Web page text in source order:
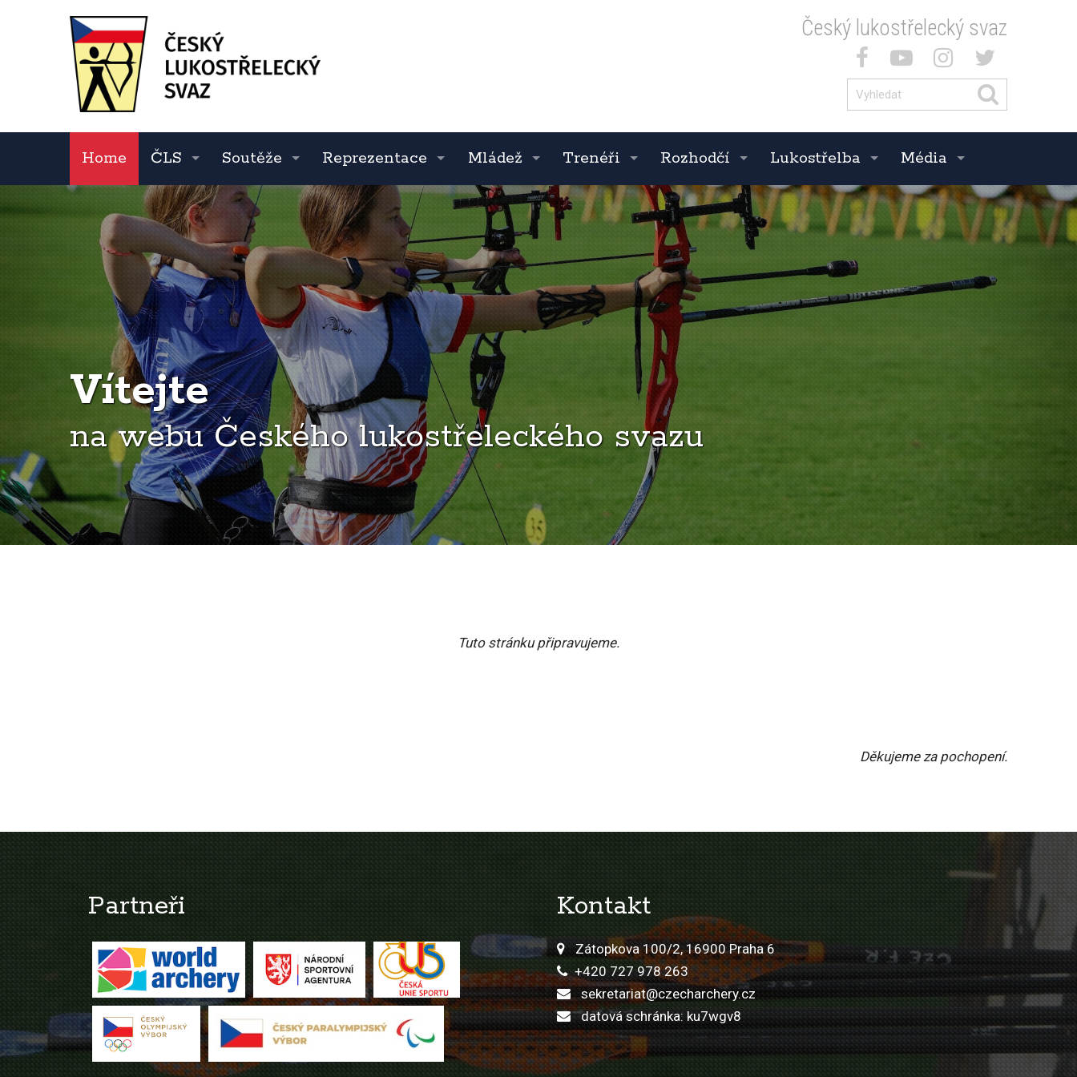
Český lukostřelecký svaz
Home ČLS Soutěže Reprezentace Mládež Trenéři Rozhodčí Lukostřelba Média
Vítejte
na webu Českého lukostřeleckého svazu
Tuto stránku připravujeme.
Děkujeme za pochopení.
Partneři Kontakt
Zátopkova 100/2, 16900 Praha 6
+420 727 978 263
sekretariat@czecharchery.cz
datová schránka: ku7wgv8